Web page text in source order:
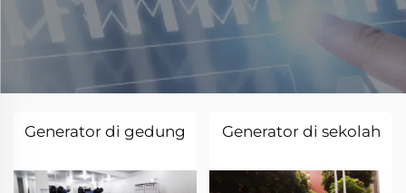
Generator di gedung Generator di sekolah